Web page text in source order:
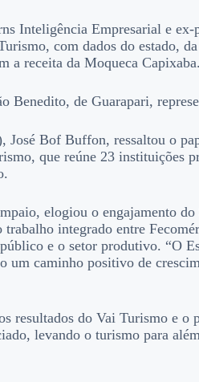
Empresarial e ex-
com dados do estado,
a receita da Moqueca Capixaba.
de Guarapari,
Bof Buffon, ressaltou o
que reúne 23 instituições
elogiou o engajamento
integrado entre
e o setor produtivo. “O
um caminho positivo de
do Vai Turismo e
levando o turismo para